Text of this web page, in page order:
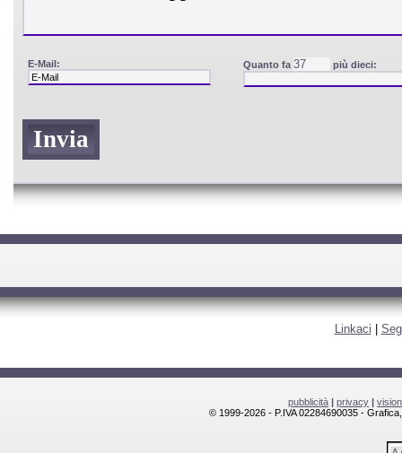
E-Mail: Quanto fa più dieci:
Linkaci
pubblicità | privacy |
© 1999-2026 - P.IVA 02284690035 -